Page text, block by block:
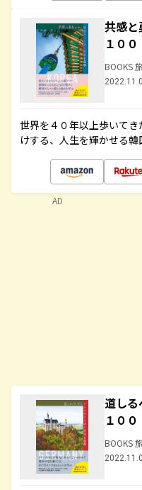
共感と
１００
BOOKS
世界を４０年以上歩いて
けする、人生を輝かせる
道し
１００
BOOKS
AD